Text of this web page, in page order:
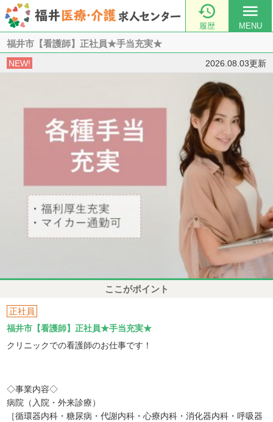

履歴
menu
MENU
福井市【看護師】正社員★手当充実★
NEW! 2026.08.03更新
ここがポイント
正社員
福井市【看護師】正社員★手当充実★
クリニックでの看護師のお仕事です！
◇事業内容◇
病院（入院・外来診療）
［循環器内科・糖尿病・代謝内科・心療内科・消化器内科・呼吸器